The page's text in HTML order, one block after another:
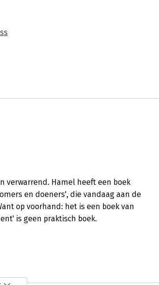
verwarrend. Hamel heeft een boek
en doeners', die vandaag aan de
op voorhand: het is een boek van
is geen praktisch boek.